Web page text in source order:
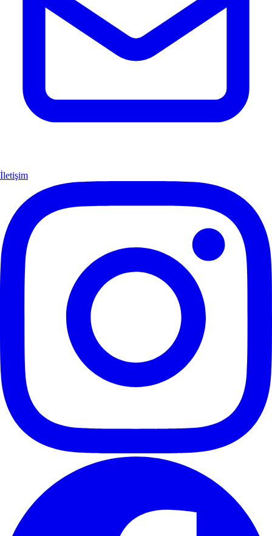
İletişim